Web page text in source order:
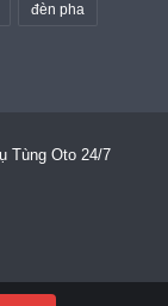
đèn pha
Tùng Oto 24/7